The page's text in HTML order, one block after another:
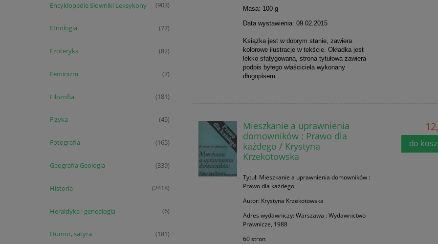
Encyklopedie Słowniki Leksykony (903)
Etnologia (77)
Ezoteryka (82)
Feminizm (7)
Filozofia (181)
Fizyka (45)
Fotografia (165)
Geografia Geologia (339)
Historia (2418)
Heraldyka i genealogia (6)
Humor, satyra (181)
Masa: 100 g
Data wystawienia: 09.02.2015
Książka jest w dobrym stanie, zawiera
kolorowe ilustracje w tekście. Okładka jest
lekko sfatygowana, strona tytułowa zawiera
podpis byłego właściciela wykonany
długopisem.
Mieszkanie a uprawnienia
domowników : Prawo dla
każdego / Krystyna
Krzekotowska
Tytuł: Mieszkanie a uprawnienia domowników :
Prawo dla każdego
Autor: Krystyna Krzekotowska
Adres wydawniczy: Warszawa : Wydawnictwo
Prawnicze, 1988
60 stron
do